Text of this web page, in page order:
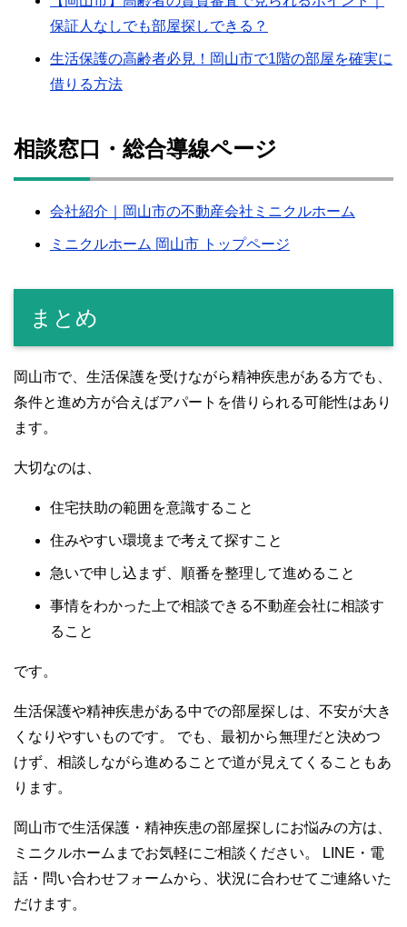
保証人なしでも部屋探しできる？
生活保護の高齢者必見！岡山市で1階の部屋を確実に
借りる方法
相談窓口・総合導線ページ
会社紹介｜岡山市の不動産会社ミニクルホーム
ミニクルホーム 岡山市 トップページ
まとめ
岡山市で、生活保護を受けながら精神疾患がある方でも、
条件と進め方が合えばアパートを借りられる可能性はあり
ます。
大切なのは、
住宅扶助の範囲を意識すること
住みやすい環境まで考えて探すこと
急いで申し込まず、順番を整理して進めること
事情をわかった上で相談できる不動産会社に相談す
ること
です。
生活保護や精神疾患がある中での部屋探しは、不安が大き
くなりやすいものです。 でも、最初から無理だと決めつ
けず、相談しながら進めることで道が見えてくることもあ
ります。
岡山市で生活保護・精神疾患の部屋探しにお悩みの方は、
ミニクルホームまでお気軽にご相談ください。 LINE・電
話・問い合わせフォームから、状況に合わせてご連絡いた
だけます。